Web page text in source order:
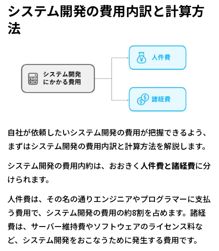
システム開発の費用内訳と計算方
法
自社が依頼したいシステム開発の費用が把握できるよう、
まずはシステム開発の費用内訳と計算方法を解説します。
システム開発の費用内約は、おおきく人件費と諸経費に分
けられます。
人件費は、その名の通りエンジニアやプログラマーに支払
う費用で、システム開発の費用の約8割を占めます。諸経
費は、サーバー維持費やソフトウェアのライセンス料な
ど、システム開発をおこなうために発生する費用です。